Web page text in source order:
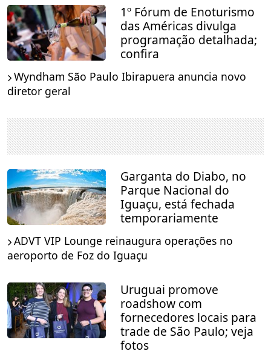
1º Fórum de Enoturismo
das Américas divulga
programação detalhada;
confira
Wyndham São Paulo Ibirapuera anuncia novo
diretor geral
Garganta do Diabo, no
Parque Nacional do
Iguaçu, está fechada
temporariamente
ADVT VIP Lounge reinaugura operações no
aeroporto de Foz do Iguaçu
Uruguai promove
roadshow com
fornecedores locais para
trade de São Paulo; veja
fotos